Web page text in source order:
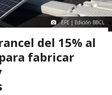
EFE | Edición BBCL
del 15% al
fabricar